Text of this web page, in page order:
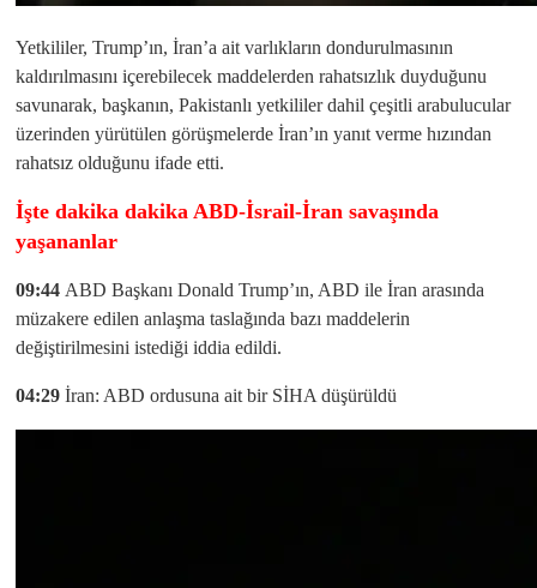
Yetkililer, Trump’ın, İran’a ait varlıkların dondurulmasının
kaldırılmasını içerebilecek maddelerden rahatsızlık duyduğunu
savunarak, başkanın, Pakistanlı yetkililer dahil çeşitli arabulucular
üzerinden yürütülen görüşmelerde İran’ın yanıt verme hızından
rahatsız olduğunu ifade etti.
İşte dakika dakika ABD-İsrail-İran savaşında
yaşananlar
09:44 ABD Başkanı Donald Trump’ın, ABD ile İran arasında
müzakere edilen anlaşma taslağında bazı maddelerin
değiştirilmesini istediği iddia edildi.
04:29 İran: ABD ordusuna ait bir SİHA düşürüldü